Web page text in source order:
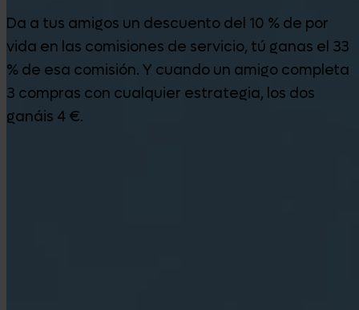
Da a tus amigos un descuento del 10 % de por
vida en las comisiones de servicio, tú ganas el 33
% de esa comisión. Y cuando un amigo completa
3 compras con cualquier estrategia, los dos
ganáis 4 €.